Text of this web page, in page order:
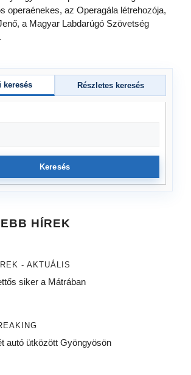
operaénekes, az Operagála létrehozója,
a Magyar Labdarúgó Szövetség
keresés Részletes keresés
Keresés
HÍREK
- AKTUÁLIS
siker a Mátrában
autó ütközött Gyöngyösön